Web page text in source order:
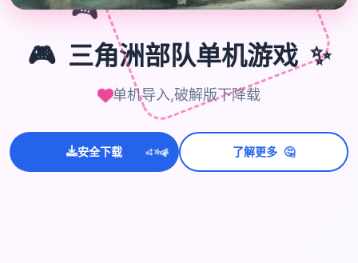
🎮
🎮 三角洲部队单机游戏 ✨
单机导入,破解版下降载
安全下载 ✨⭐💫 了解更多 🤔